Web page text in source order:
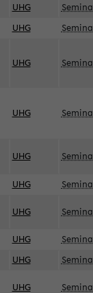
UHG
UHG
UHG
UHG
UHG
UHG
UHG
UHG
UHG
UHG